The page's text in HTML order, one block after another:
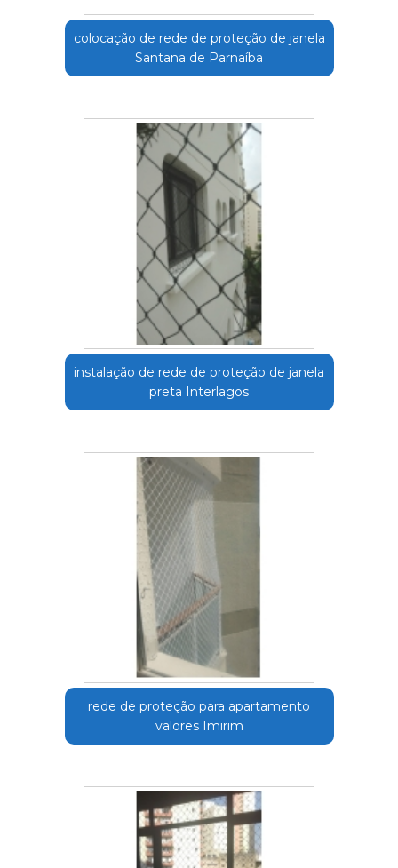
colocação de rede de proteção de janela
Santana de Parnaíba
instalação de rede de proteção de janela
preta Interlagos
rede de proteção para apartamento
valores Imirim